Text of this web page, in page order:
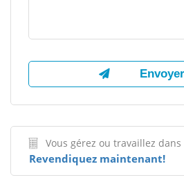
Vous gérez ou travaillez
Revendiquez maintenant!